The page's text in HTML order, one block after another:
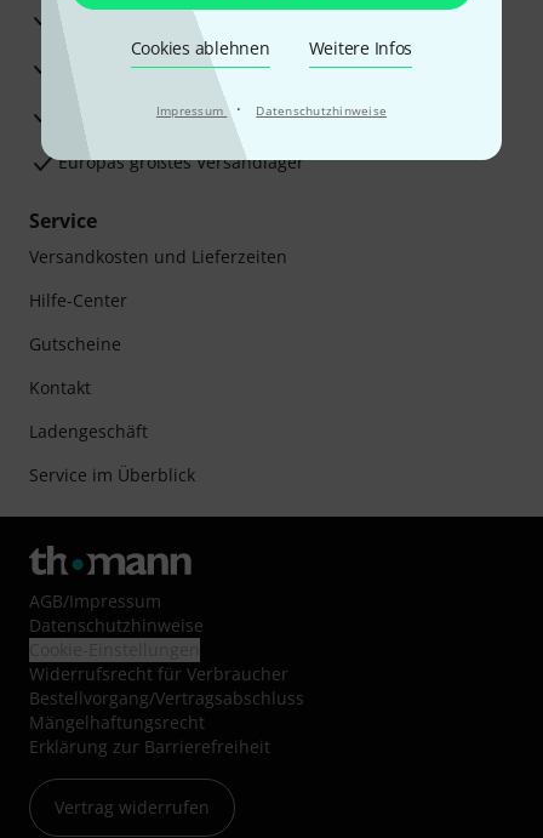
Cookies ablehnen Weitere Infos
Impressum · Datenschutzhinweise
Reparaturservice
Beratung durch Fachexperten
Zufriedenheitsgarantie
Europas größtes Versandlager
Service
Versandkosten und Lieferzeiten
Hilfe-Center
Gutscheine
Kontakt
Ladengeschäft
Service im Überblick
AGB/Impressum
Datenschutzhinweise
Widerrufsrecht für Verbraucher
Bestellvorgang/Vertragsabschluss
Mängelhaftungsrecht
Erklärung zur Barrierefreiheit
Vertrag widerrufen